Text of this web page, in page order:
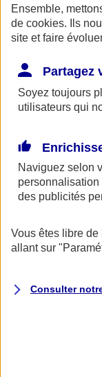
Ensemble,
de cookies. Ils
site et faire
Partagez
Soyez toujours
utilisateurs qui
Naviguez selon
personnalisation
des publicités
Vous êtes libre de
allant sur
Consulter